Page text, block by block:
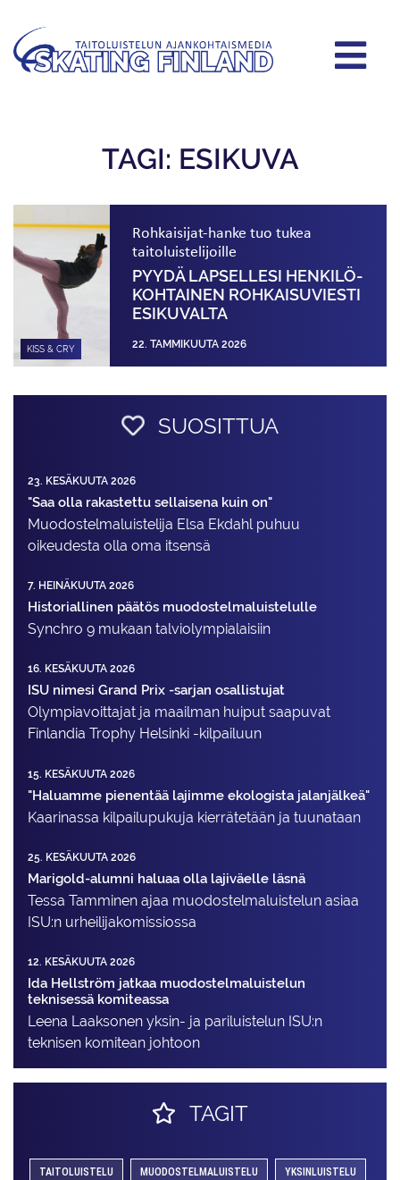
TAGI: ESIKUVA
KISS & CRY
Rohkaisijat-hanke tuo tukea
taitoluistelijoille
PYYDÄ LAPSELLESI HENKILÖ­
KOHTAINEN ROHKAISUVIESTI
ESIKUVALTA
22. TAMMIKUUTA 2026
SUOSITTUA
23. KESÄKUUTA 2026
"Saa olla rakastettu sellaisena kuin on"
Muodostelma­luistelija Elsa Ekdahl puhuu
oikeudesta olla oma itsensä
7. HEINÄKUUTA 2026
Historiallinen päätös muodostelmaluistelulle
Synchro 9 mukaan talviolympialaisiin
16. KESÄKUUTA 2026
ISU nimesi Grand Prix -sarjan osallistujat
Olympiavoittajat ja maailman huiput saapuvat
Finlandia Trophy Helsinki -kilpailuun
15. KESÄKUUTA 2026
"Haluamme pienentää lajimme ekologista jalanjälkeä"
Kaarinassa kilpailupukuja kierrätetään ja tuunataan
25. KESÄKUUTA 2026
Marigold-alumni haluaa olla lajiväelle läsnä
Tessa Tamminen ajaa muodostelma­luistelun asiaa
ISU:n urheilija­komissiossa
12. KESÄKUUTA 2026
Ida Hellström jatkaa muodostelmaluistelun
teknisessä komiteassa
Leena Laaksonen yksin- ja pariluistelun ISU:n
teknisen komitean johtoon
TAGIT
TAITOLUISTELU MUODOSTELMALUISTELU YKSINLUISTELU